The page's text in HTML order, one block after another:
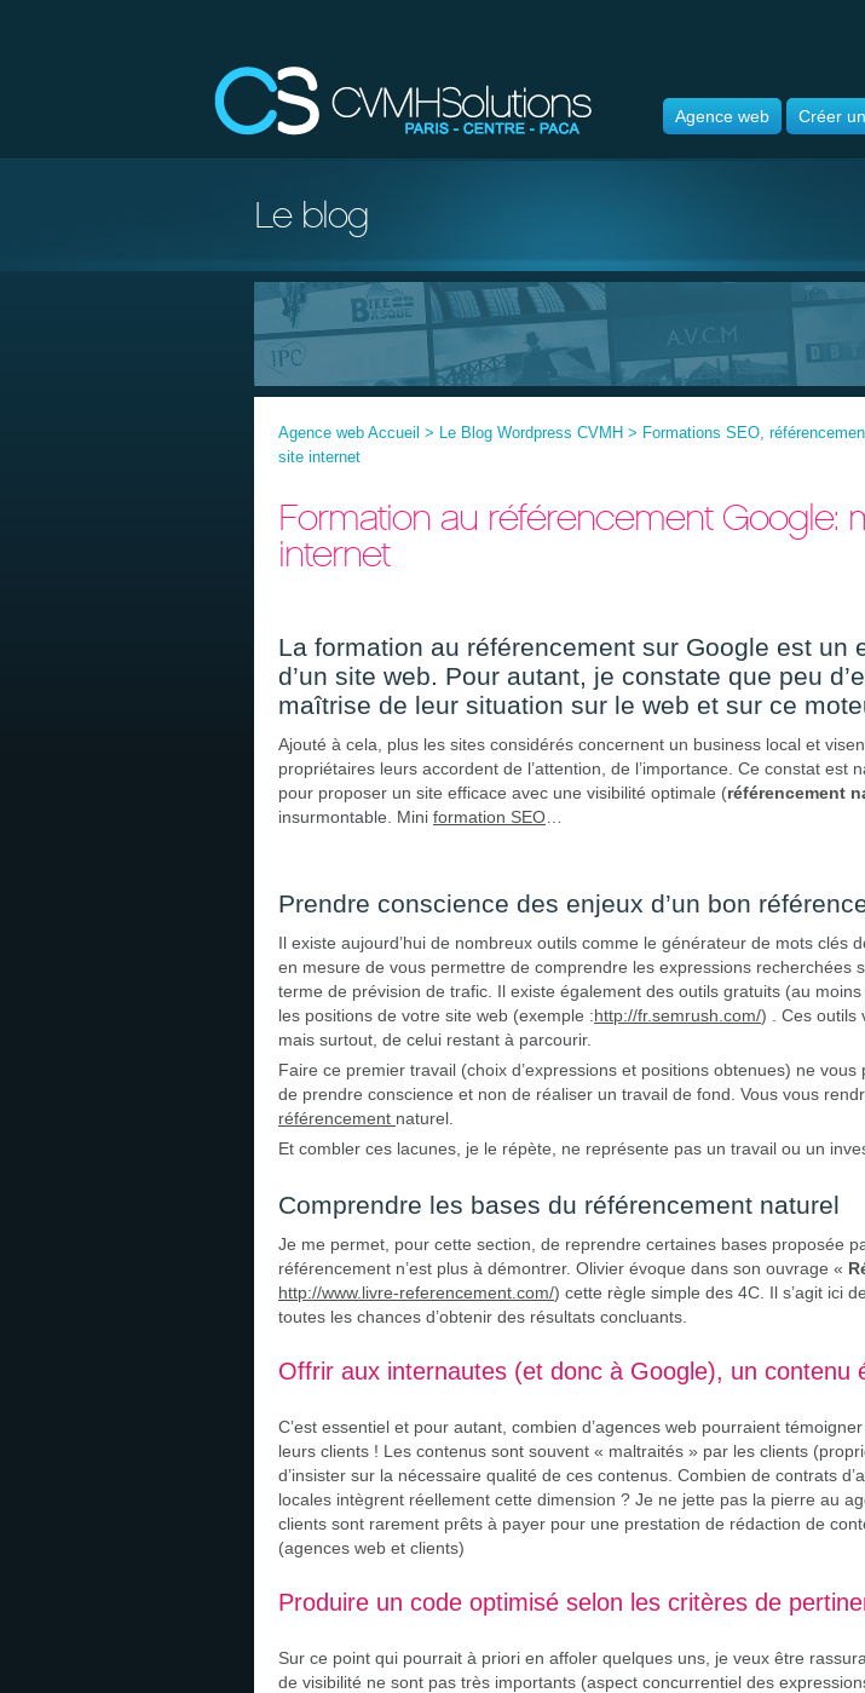
Agence web Créer
Le blog
Agence web Accueil > Le Blog Wordpress CVMH > Formations SEO,
site internet
Formation au référencement Google:
internet
La formation au référencement sur Google est un
d’un site web. Pour autant, je constate que peu
maîtrise de leur situation sur le web et sur ce
Ajouté à cela, plus les sites considérés concernent un business local et
propriétaires leurs accordent de l’attention, de l’importance. Ce constat est
pour proposer un site efficace avec une visibilité optimale (référencement
insurmontable. Mini formation SEO
Prendre conscience des enjeux d’un bon
Il existe aujourd’hui de nombreux outils comme le générateur de mots clés
en mesure de vous permettre de comprendre les expressions recherchées
terme de prévision de trafic. Il existe également des outils gratuits (au
les positions de votre site web (exemple :http://fr.semrush.com/) . Ces outils
mais surtout, de celui restant à parcourir.
Faire ce premier travail (choix d’expressions et positions obtenues) ne vous
de prendre conscience et non de réaliser un travail de fond. Vous vous
référencement naturel.
Et combler ces lacunes, je le répète, ne représente pas un travail ou un
Comprendre les bases du référencement naturel
Je me permet, pour cette section, de reprendre certaines bases proposée
référencement n’est plus à démontrer. Olivier évoque dans son ouvrage «
http://www.livre-referencement.com/) cette règle simple des 4C. Il s’agit ici
toutes les chances d’obtenir des résultats concluants.
Offrir aux internautes (et donc à Google), un contenu
C’est essentiel et pour autant, combien d’agences web pourraient
leurs clients ! Les contenus sont souvent « maltraités » par les clients
d’insister sur la nécessaire qualité de ces contenus. Combien de contrats
locales intègrent réellement cette dimension ? Je ne jette pas la pierre au
clients sont rarement prêts à payer pour une prestation de rédaction de
(agences web et clients)
Produire un code optimisé selon les critères de
Sur ce point qui pourrait à priori en affoler quelques uns, je veux être
de visibilité ne sont pas très importants (aspect concurrentiel des